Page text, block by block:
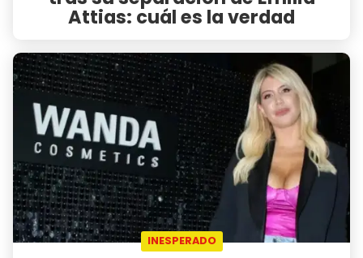
Attias: cuál es la verdad
INESPERADO